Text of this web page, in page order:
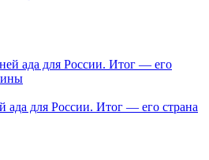
ада для России. Итог — его страна